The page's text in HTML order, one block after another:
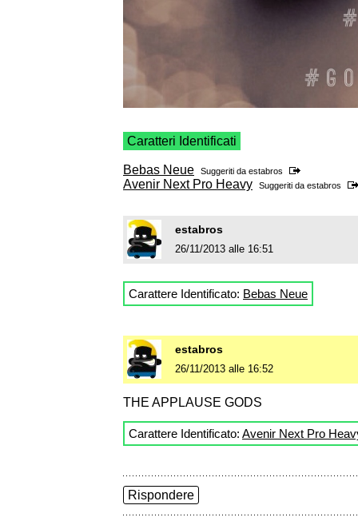
Caratteri Identificati
Bebas Neue Suggeriti da estabros
Avenir Next Pro Heavy Suggeriti da estabros
estabros
26/11/2013 alle 16:51
Carattere Identificato: Bebas Neue
estabros
26/11/2013 alle 16:52
THE APPLAUSE GODS
Carattere Identificato: Avenir Next Pro
Rispondere